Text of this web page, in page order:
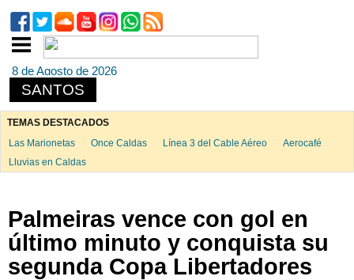
8 de Agosto de 2026
SANTOS
TEMAS DESTACADOS
Las Marionetas
Once Caldas Línea 3 del Cable Aéreo
Aerocafé
Lluvias en Caldas
Palmeiras vence con gol en
último minuto y conquista su
segunda Copa Libertadores